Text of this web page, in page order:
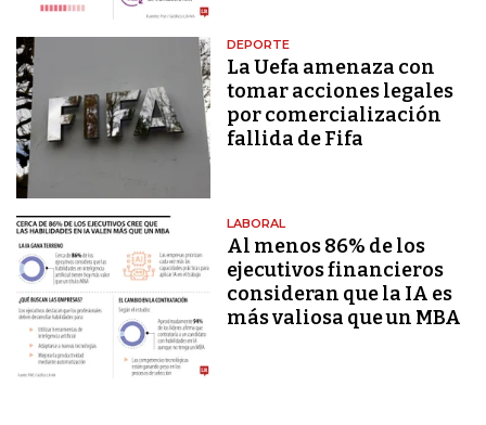
DEPORTE
La Uefa amenaza con
tomar acciones legales
por comercialización
fallida de Fifa
LABORAL
Al menos 86% de los
ejecutivos financieros
consideran que la IA es
más valiosa que un MBA